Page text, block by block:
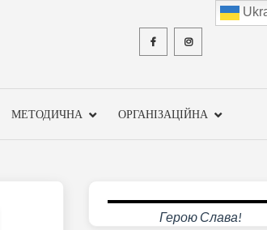
FacebookInstagram
МЕТОДИЧНА ОРГАНІЗАЦІЙНА
Герою Слава!